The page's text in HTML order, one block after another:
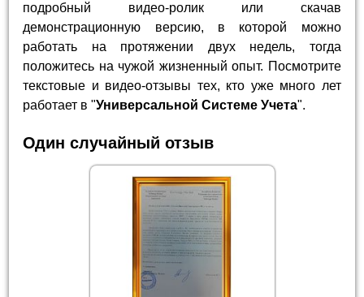
подробный видео-ролик или скачав
демонстрационную версию, в которой можно
работать на протяжении двух недель, тогда
положитесь на чужой жизненный опыт. Посмотрите
текстовые и видео-отзывы тех, кто уже много лет
работает в "Универсальной Системе Учета".
Один случайный отзыв